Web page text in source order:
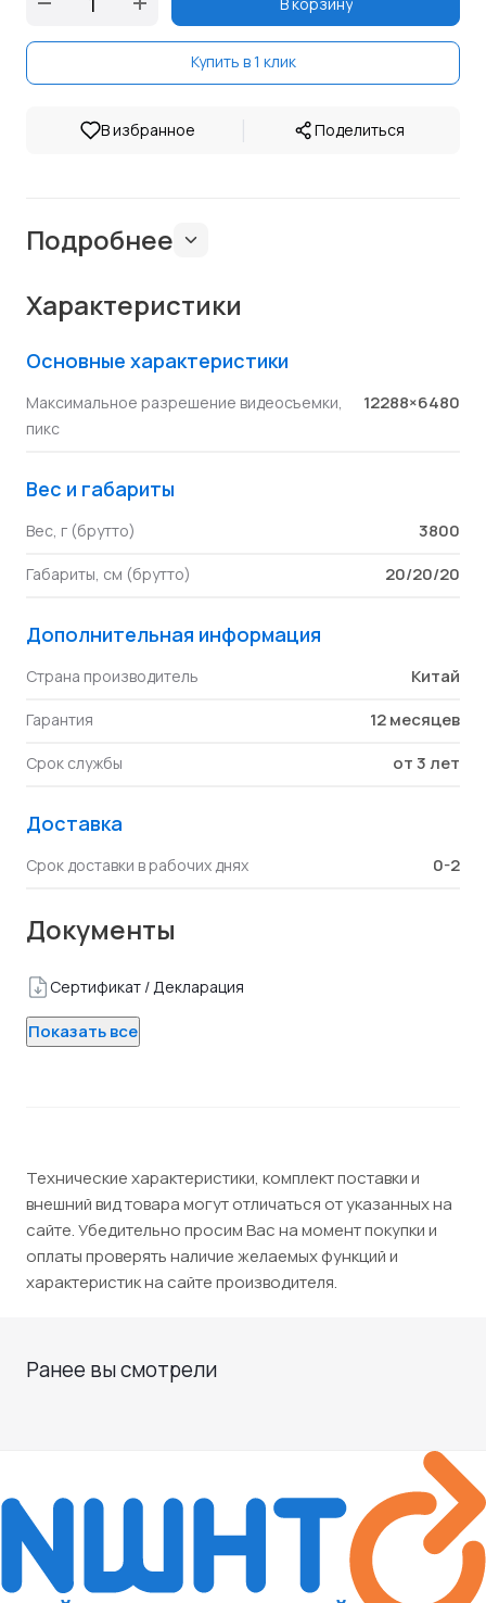
Купить в 1 клик
В избранное | Поделиться
Подробнее
Характеристики
Основные характеристики
Максимальное разрешение видеосъемки,
пикс
12288×6480
Вес и габариты
Вес, г (брутто) 3800
Габариты, см (брутто) 20/20/20
Дополнительная информация
Страна производитель Китай
Гарантия 12 месяцев
Срок службы от 3 лет
Доставка
Срок доставки в рабочих днях 0-2
Документы
Сертификат / Декларация
Показать все
Технические характеристики, комплект поставки и
внешний вид товара могут отличаться от указанных на
сайте. Убедительно просим Вас на момент покупки и
оплаты проверять наличие желаемых функций и
характеристик на сайте производителя.
Ранее вы смотрели